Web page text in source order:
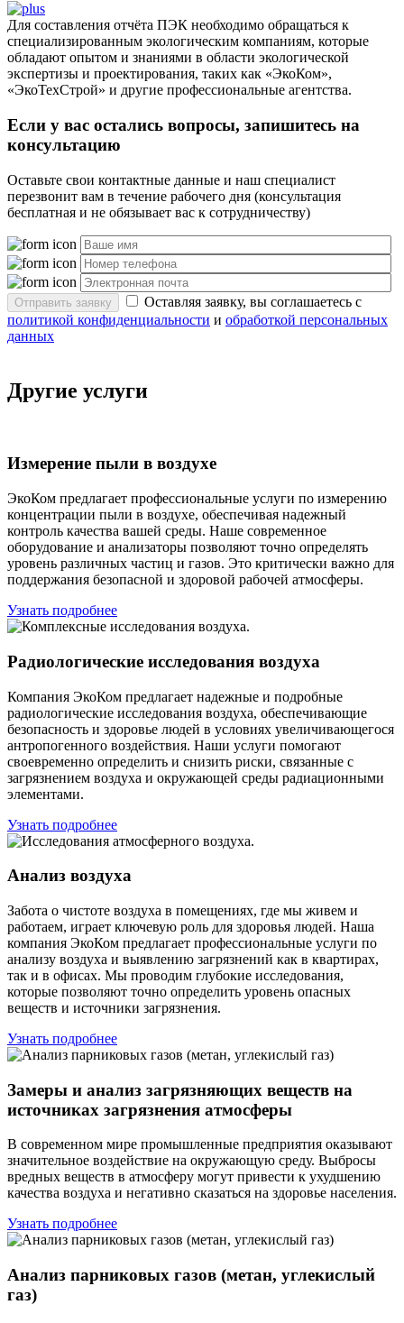
Для составления отчёта ПЭК необходимо обращаться к
специализированным экологическим компаниям, которые
обладают опытом и знаниями в области экологической
экспертизы и проектирования, таких как «ЭкоКом»,
«ЭкоТехСтрой» и другие профессиональные агентства.
Если у вас остались вопросы, запишитесь на
консультацию
Оставьте свои контактные данные и наш специалист
перезвонит вам в течение рабочего дня (консультация
бесплатная и не обязывает вас к сотрудничеству)
Отправить заявку
Оставляя заявку, вы соглашаетесь с
политикой конфиденциальности и обработкой персональных
данных
Другие услуги
Измерение пыли в воздухе
ЭкоКом предлагает профессиональные услуги по измерению
концентрации пыли в воздухе, обеспечивая надежный
контроль качества вашей среды. Наше современное
оборудование и анализаторы позволяют точно определять
уровень различных частиц и газов. Это критически важно для
поддержания безопасной и здоровой рабочей атмосферы.
Узнать подробнее
Радиологические исследования воздуха
Компания ЭкоКом предлагает надежные и подробные
радиологические исследования воздуха, обеспечивающие
безопасность и здоровье людей в условиях увеличивающегося
антропогенного воздействия. Наши услуги помогают
своевременно определить и снизить риски, связанные с
загрязнением воздуха и окружающей среды радиационными
элементами.
Узнать подробнее
Анализ воздуха
Забота о чистоте воздуха в помещениях, где мы живем и
работаем, играет ключевую роль для здоровья людей. Наша
компания ЭкоКом предлагает профессиональные услуги по
анализу воздуха и выявлению загрязнений как в квартирах,
так и в офисах. Мы проводим глубокие исследования,
которые позволяют точно определить уровень опасных
веществ и источники загрязнения.
Узнать подробнее
Замеры и анализ загрязняющих веществ на
источниках загрязнения атмосферы
В современном мире промышленные предприятия оказывают
значительное воздействие на окружающую среду. Выбросы
вредных веществ в атмосферу могут привести к ухудшению
качества воздуха и негативно сказаться на здоровье населения.
Узнать подробнее
Анализ парниковых газов (метан, углекислый
газ)